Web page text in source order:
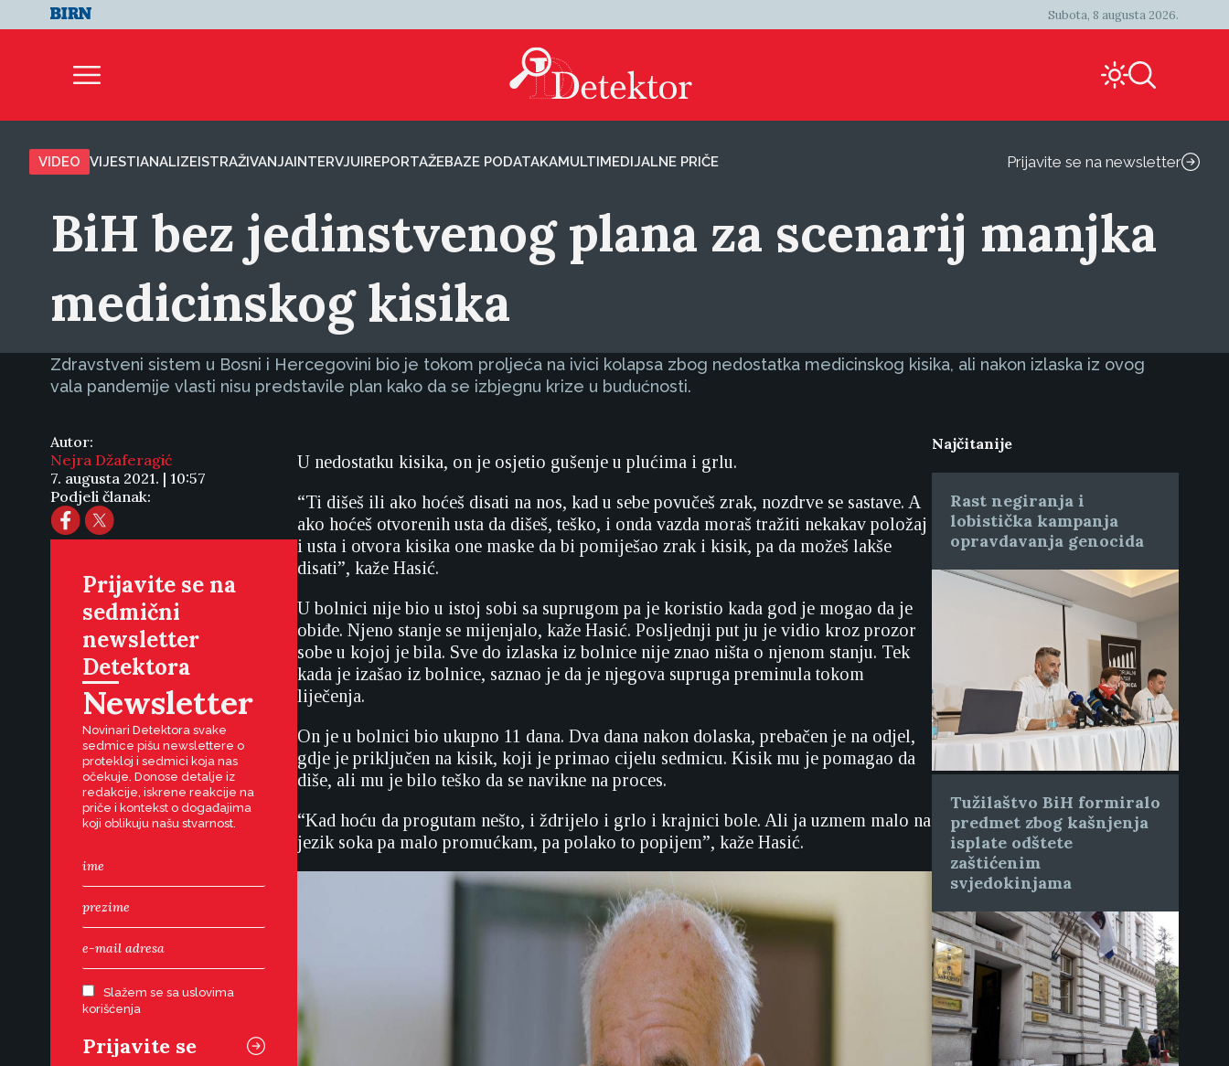
Subota, 8 augusta 2026.
VIDEO VIJESTIANALIZEISTRAŽIVANJAINTERVJUIREPORTAŽEBAZE PODATAKAMULTIMEDIJALNE PRIČE Prijavite se na newsletter
BiH bez jedinstvenog plana za scenarij manjka
medicinskog kisika
Zdravstveni sistem u Bosni i Hercegovini bio je tokom proljeća na ivici kolapsa zbog nedostatka medicinskog kisika, ali nakon izlaska iz ovog
vala pandemije vlasti nisu predstavile plan kako da se izbjegnu krize u budućnosti.
Autor:
Nejra Džaferagić
7. augusta 2021. | 10:57
Podjeli članak:
Prijavite se na
sedmični
newsletter
Detektora
Newsletter
Novinari Detektora svake
sedmice pišu newslettere o
protekloj i sedmici koja nas
očekuje. Donose detalje iz
redakcije, iskrene reakcije na
priče i kontekst o događajima
koji oblikuju našu stvarnost.
Slažem se sa uslovima
korišćenja
U nedostatku kisika, on je osjetio gušenje u plućima i grlu.
“Ti dišeš ili ako hoćeš disati na nos, kad u sebe povučeš zrak, nozdrve se sastave. A
ako hoćeš otvorenih usta da dišeš, teško, i onda vazda moraš tražiti nekakav položaj
i usta i otvora kisika one maske da bi pomiješao zrak i kisik, pa da možeš lakše
disati”, kaže Hasić.
U bolnici nije bio u istoj sobi sa suprugom pa je koristio kada god je mogao da je
obiđe. Njeno stanje se mijenjalo, kaže Hasić. Posljednji put ju je vidio kroz prozor
sobe u kojoj je bila. Sve do izlaska iz bolnice nije znao ništa o njenom stanju. Tek
kada je izašao iz bolnice, saznao je da je njegova supruga preminula tokom
liječenja.
On je u bolnici bio ukupno 11 dana. Dva dana nakon dolaska, prebačen je na odjel,
gdje je priključen na kisik, koji je primao cijelu sedmicu. Kisik mu je pomagao da
diše, ali mu je bilo teško da se navikne na proces.
“Kad hoću da progutam nešto, i ždrijelo i grlo i krajnici bole. Ali ja uzmem malo na
jezik soka pa malo promućkam, pa polako to popijem”, kaže Hasić.
Najčitanije
Rast negiranja i
lobistička kampanja
opravdavanja genocida
Tužilaštvo BiH formiralo
predmet zbog kašnjenja
isplate odštete
zaštićenim
svjedokinjama